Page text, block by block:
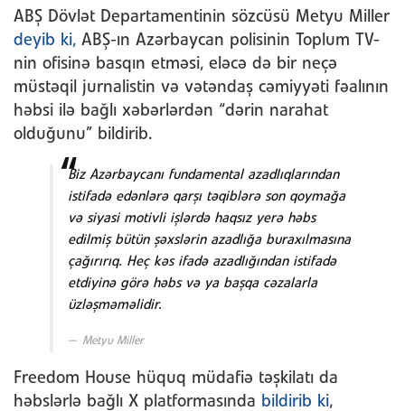
ABŞ Dövlət Departamentinin sözcüsü Metyu Miller
deyib ki, ABŞ-ın Azərbaycan polisinin Toplum TV-
nin ofisinə basqın etməsi, eləcə də bir neçə
müstəqil jurnalistin və vətəndaş cəmiyyəti fəalının
həbsi ilə bağlı xəbərlərdən “dərin narahat
olduğunu” bildirib.
Biz Azərbaycanı fundamental azadlıqlarından
istifadə edənlərə qarşı təqiblərə son qoymağa
və siyasi motivli işlərdə haqsız yerə həbs
edilmiş bütün şəxslərin azadlığa buraxılmasına
çağırırıq. Heç kəs ifadə azadlığından istifadə
etdiyinə görə həbs və ya başqa cəzalarla
üzləşməməlidir.
Metyu Miller
Freedom House hüquq müdafiə təşkilatı da
həbslərlə bağlı X platformasında bildirib ki,